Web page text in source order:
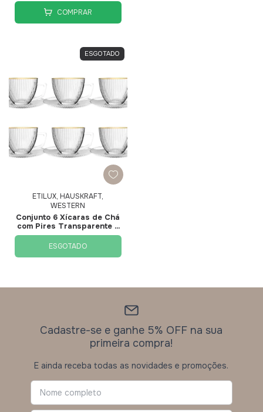
COMPRAR
ESGOTADO
ETILUX, HAUSKRAFT,
WESTERN
Conjunto 6 Xícaras de Ch
com Pires Transparente e
Borda Dourada Graffiato
230ml JGCH065-GD -
ESGOTADO
Cadastre-se e ganhe 5% OFF na sua
primeira compra!
E ainda receba todas as novidades e promoções.